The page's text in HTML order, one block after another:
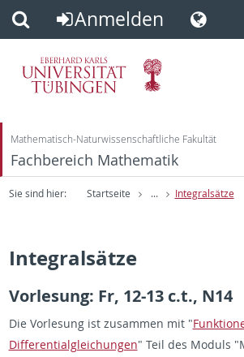
Direkt
zum
Inhalt
Direkt
zur
Fußleiste
Anmelden
Mathematisch-Naturwissenschaftliche Fakultät
Fachbereich Mathematik
Sie sind hier: Startseite ... Integralsätze
Integralsätze
Vorlesung: Fr, 12-13 c.t., N14
Die Vorlesung ist zusammen mit "
Differentialgleichungen" Teil des Moduls